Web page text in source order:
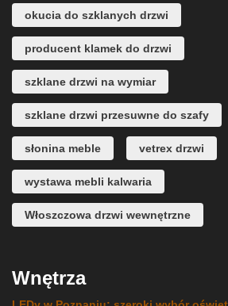
okucia do szklanych drzwi
producent klamek do drzwi
szklane drzwi na wymiar
szklane drzwi przesuwne do szafy
słonina meble vetrex drzwi
wystawa mebli kalwaria
Włoszczowa drzwi wewnętrzne
Wnętrza